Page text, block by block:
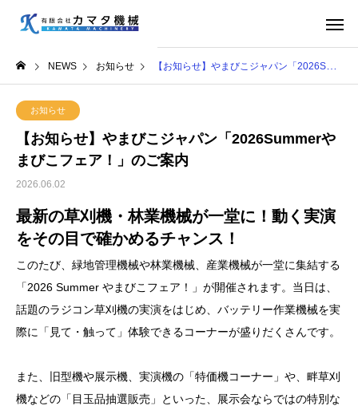
NEWS お知らせ 【お知らせ】やまびこジャパン「2026Summerやまびこフェア！」のご案内
お知らせ
【お知らせ】やまびこジャパン「2026Summerや
まびこフェア！」のご案内
2026.06.02
最新の草刈機・林業機械が一堂に！動く実演
をその目で確かめるチャンス！
このたび、緑地管理機械や林業機械、産業機械が一堂に集結する
「2026 Summer やまびこフェア！」が開催されます。当日は、
話題のラジコン草刈機の実演をはじめ、バッテリー作業機械を実
際に「見て・触って」体験できるコーナーが盛りだくさんです。
また、旧型機や展示機、実演機の「特価機コーナー」や、畔草刈
機などの「目玉品抽選販売」といった、展示会ならではの特別な